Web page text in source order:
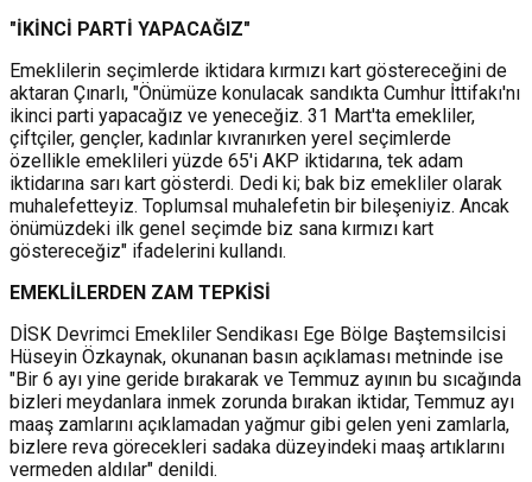
"İKİNCİ PARTİ YAPACAĞIZ"
Emeklilerin seçimlerde iktidara kırmızı kart göstereceğini de
aktaran Çınarlı, "Önümüze konulacak sandıkta Cumhur İttifakı'nı
ikinci parti yapacağız ve yeneceğiz. 31 Mart'ta emekliler,
çiftçiler, gençler, kadınlar kıvranırken yerel seçimlerde
özellikle emeklileri yüzde 65'i AKP iktidarına, tek adam
iktidarına sarı kart gösterdi. Dedi ki; bak biz emekliler olarak
muhalefetteyiz. Toplumsal muhalefetin bir bileşeniyiz. Ancak
önümüzdeki ilk genel seçimde biz sana kırmızı kart
göstereceğiz" ifadelerini kullandı.
EMEKLİLERDEN ZAM TEPKİSİ
DİSK Devrimci Emekliler Sendikası Ege Bölge Baştemsilcisi
Hüseyin Özkaynak, okunanan basın açıklaması metninde ise
"Bir 6 ayı yine geride bırakarak ve Temmuz ayının bu sıcağında
bizleri meydanlara inmek zorunda bırakan iktidar, Temmuz ayı
maaş zamlarını açıklamadan yağmur gibi gelen yeni zamlarla,
bizlere reva görecekleri sadaka düzeyindeki maaş artıklarını
vermeden aldılar" denildi.